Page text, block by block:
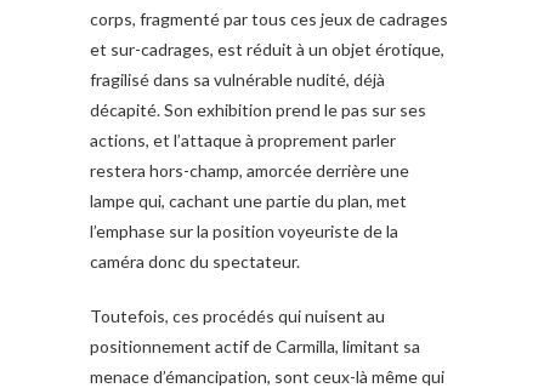
corps, fragmenté par tous ces jeux de cadrages
et sur-cadrages, est réduit à un objet érotique,
fragilisé dans sa vulnérable nudité, déjà
décapité. Son exhibition prend le pas sur ses
actions, et l’attaque à proprement parler
restera hors-champ, amorcée derrière une
lampe qui, cachant une partie du plan, met
l’emphase sur la position voyeuriste de la
caméra donc du spectateur.
Toutefois, ces procédés qui nuisent au
positionnement actif de Carmilla, limitant sa
menace d’émancipation, sont ceux-là même qui